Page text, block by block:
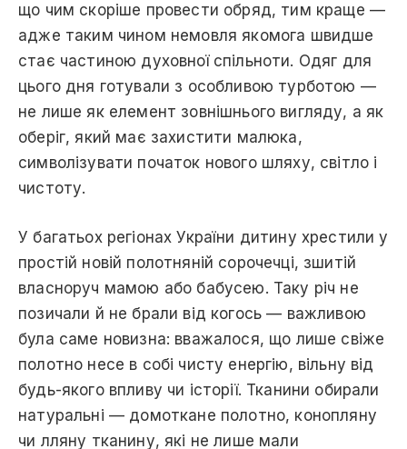
що чим скоріше провести обряд, тим краще —
адже таким чином немовля якомога швидше
стає частиною духовної спільноти. Одяг для
цього дня готували з особливою турботою —
не лише як елемент зовнішнього вигляду, а як
оберіг, який має захистити малюка,
символізувати початок нового шляху, світло і
чистоту.
У багатьох регіонах України дитину хрестили у
простій новій полотняній сорочечці, зшитій
власноруч мамою або бабусею. Таку річ не
позичали й не брали від когось — важливою
була саме новизна: вважалося, що лише свіже
полотно несе в собі чисту енергію, вільну від
будь-якого впливу чи історії. Тканини обирали
натуральні — домоткане полотно, конопляну
чи лляну тканину, які не лише мали